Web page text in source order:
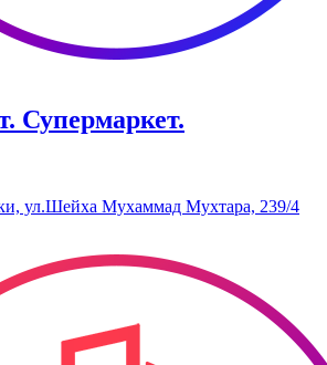
Супермаркет.
ул.​Шейха Мухаммад Мухтара, 239/4